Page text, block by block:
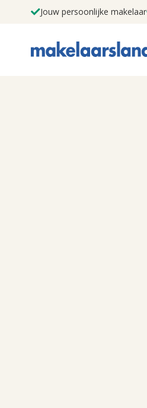
Jouw persoonlijke makelaar